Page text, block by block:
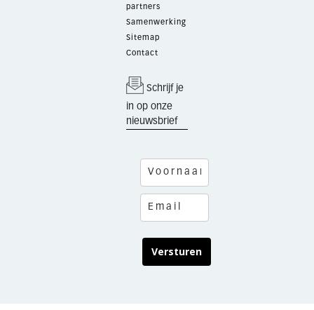
partners
Samenwerking
Sitemap
Contact
Schrijf je
in op onze
nieuwsbrief
Versturen